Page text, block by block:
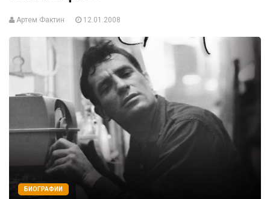
Артем Фактин 12.01.2008
БИОГРАФИИ